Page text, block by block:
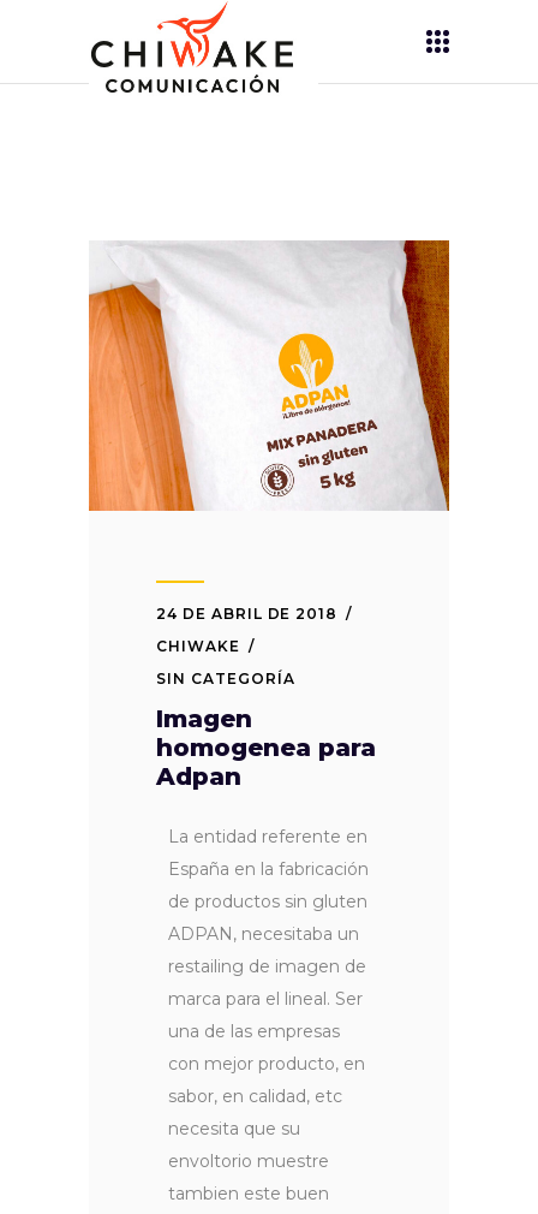
24 DE ABRIL DE 2018
CHIWAKE
SIN CATEGORÍA
Imagen
homogenea para
Adpan
La entidad referente en
España en la fabricación
de productos sin gluten
ADPAN, necesitaba un
restailing de imagen de
marca para el lineal. Ser
una de las empresas
con mejor producto, en
sabor, en calidad, etc
necesita que su
envoltorio muestre
tambien este buen